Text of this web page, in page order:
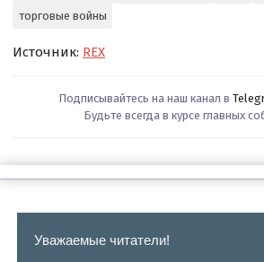
торговые войны
Источник: REX
Подписывайтесь на наш канал в
Будьте всегда в курсе главных
Уважаемые читатели!